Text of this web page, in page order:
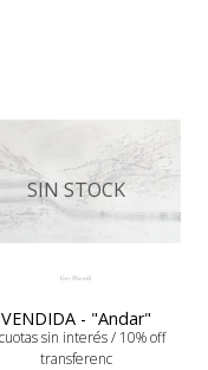
SIN STOCK
VENDIDA - "Andar"
sin interés / 10% off
transferenc